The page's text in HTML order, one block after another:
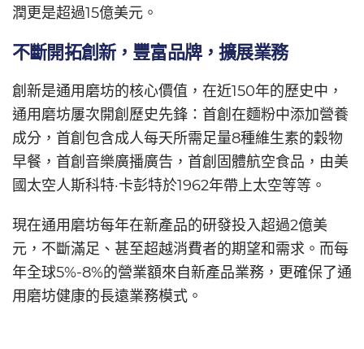
潤更是超過15億美元。
不斷開拓創新，豐富品牌，擴展業務
創新是通用磨坊的核心價值，在近150年的歷史中，
通用磨坊屢次開創歷史先鋒：首創在麵粉中添加營養
成分，首創包含成人每天所需足量8種維生素的穀物
早餐，首創音樂廣播廣告，首創固體航空食品，由美
國太空人斯科特·卡彭特於1962年帶上太空等等。
現在通用磨坊每年在新產品的研發投入超過2億美
元，不斷滿足、甚至超越消費者的期望和需求。而每
年全球5%-8%的營業額來自新產品業務，更確保了通
用磨坊健康的長遠業務模式。